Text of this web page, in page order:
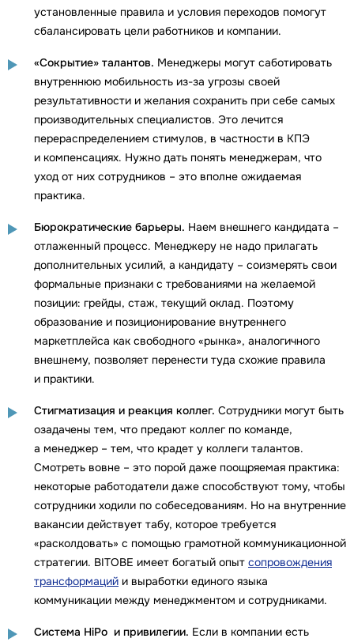
установленные правила и условия переходов помогут
сбалансировать цели работников и компании.
«Сокрытие» талантов. Менеджеры могут саботировать
внутреннюю мобильность из-за угрозы своей
результативности и желания сохранить при себе самых
производительных специалистов. Это лечится
перераспределением стимулов, в частности в КПЭ
и компенсациях. Нужно дать понять менеджерам, что
уход от них сотрудников – это вполне ожидаемая
практика.
Бюрократические барьеры. Наем внешнего кандидата –
отлаженный процесс. Менеджеру не надо прилагать
дополнительных усилий, а кандидату – соизмерять свои
формальные признаки с требованиями на желаемой
позиции: грейды, стаж, текущий оклад. Поэтому
образование и позиционирование внутреннего
маркетплейса как свободного «рынка», аналогичного
внешнему, позволяет перенести туда схожие правила
и практики.
Стигматизация и реакция коллег. Сотрудники могут быть
озадачены тем, что предают коллег по команде,
а менеджер – тем, что крадет у коллеги талантов.
Смотреть вовне – это порой даже поощряемая практика:
некоторые работодатели даже способствуют тому, чтобы
сотрудники ходили по собеседованиям. Но на внутренние
вакансии действует табу, которое требуется
«расколдовать» с помощью грамотной коммуникационной
стратегии. BITOBE имеет богатый опыт сопровождения
трансформаций и выработки единого языка
коммуникации между менеджментом и сотрудниками.
Система HiPo и привилегии. Если в компании есть